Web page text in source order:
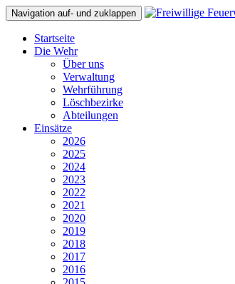
Navigation auf- und zuklappen
Startseite
Die Wehr
Über uns
Verwaltung
Wehrführung
Löschbezirke
Abteilungen
Einsätze
2026
2025
2024
2023
2022
2021
2020
2019
2018
2017
2016